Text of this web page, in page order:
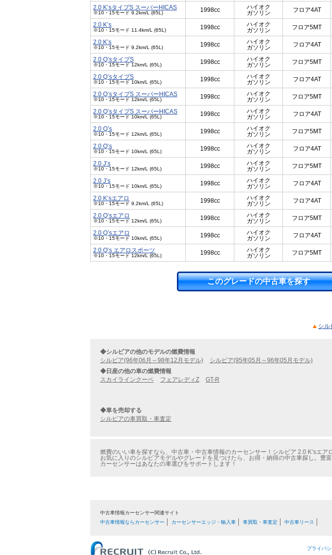
2.0 K’sタイプS スーパーHICAS
※10・15モード 9.2km/L (65L) 1998cc
ハイオク
ガソリン
フロア4AT
2.0 K’s
※10・15モード 11.4km/L (65L) 1998cc
ハイオク
ガソリン
フロア5MT
2.0 K’s
※10・15モード 9.2km/L (65L) 1998cc
ハイオク
ガソリン
フロア4AT
2.0 Q’sタイプS
※10・15モード 12km/L (65L) 1998cc
ハイオク
ガソリン
フロア5MT
2.0 Q’sタイプS
※10・15モード 10km/L (65L) 1998cc
ハイオク
ガソリン
フロア4AT
2.0 Q’sタイプS スーパーHICAS
※10・15モード 12km/L (65L) 1998cc
ハイオク
ガソリン
フロア5MT
2.0 Q’sタイプS スーパーHICAS
※10・15モード 10km/L (65L) 1998cc
ハイオク
ガソリン
フロア4AT
2.0 Q’s
※10・15モード 12km/L (65L) 1998cc
ハイオク
ガソリン
フロア5MT
2.0 Q’s
※10・15モード 10km/L (65L) 1998cc
ハイオク
ガソリン
フロア4AT
2.0 J’s
※10・15モード 12km/L (65L) 1998cc
ハイオク
ガソリン
フロア5MT
2.0 J’s
※10・15モード 10km/L (65L) 1998cc
ハイオク
ガソリン
フロア4AT
2.0 K’sエアロ
※10・15モード 9.2km/L (65L) 1998cc
ハイオク
ガソリン
フロア4AT
2.0 Q’sエアロ
※10・15モード 12km/L (65L) 1998cc
ハイオク
ガソリン
フロア5MT
2.0 Q’sエアロ
※10・15モード 10km/L (65L) 1998cc
ハイオク
ガソリン
フロア4AT
2.0 Q’s エアロスポーツ
※10・15モード 12km/L (65L) 1998cc
ハイオク
ガソリン
フロア5MT
このグレードの中古車を探す
シル
◆シルビアの他のモデルの燃費情報
シルビア(96年06月～98年12月モデル)
シルビア(95年05月～96年05月モデル)
◆日産の他の車の燃費情報
スカイラインクーペ
フェアレディZ GT-R
◆車を売却する
シルビアの車買取・車査定
燃費のいい車を探すなら、中古車・中古車情報のカーセンサー！シルビア 2.0 K’sエア
お気に入りのシルビアモデルやグレードを見つけたら、お得・納得の中古車探し。豊
カーセンサーはあなたの車選びをサポートします！
中古車情報カーセンサー関連サイト
中古車情報ならカーセンサー
カーセンサーエッジ・輸入車 車買取・車査定 中古車リース
プライバ